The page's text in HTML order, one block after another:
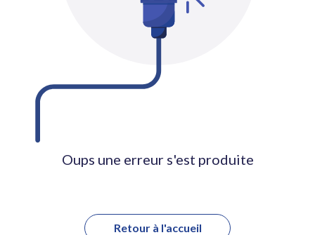
Oups une erreur s'est produite
Retour à l'accueil